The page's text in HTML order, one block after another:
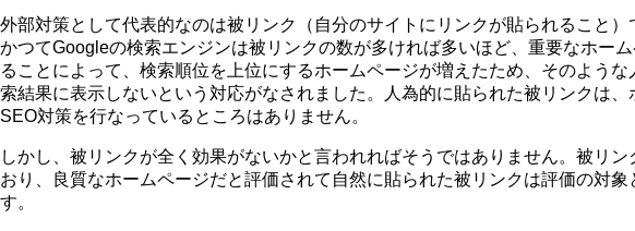
外部対策として代表的なのは被リンク（自分のサイトにリンクが貼られること）
かつてGoogleの検索エンジンは被リンクの数が多ければ多いほど、重要なホー
ることによって、検索順位を上位にするホームページが増えたため、そのよう
索結果に表示しないという対応がなされました。人為的に貼られた被リンクは
SEO対策を行なっているところはありません。
しかし、被リンクが全く効果がないかと言われればそうではありません。被リ
おり、良質なホームページだと評価されて自然に貼られた被リンクは評価の対
す。